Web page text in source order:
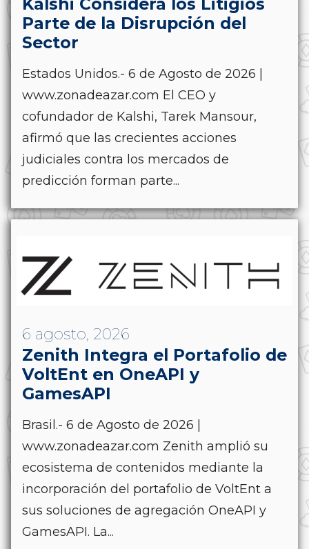
Parte de la Disrupción del
Sector
Estados Unidos.- 6 de Agosto de 2026 |
www.zonadeazar.com El CEO y
cofundador de Kalshi, Tarek Mansour,
afirmó que las crecientes acciones
judiciales contra los mercados de
predicción forman parte...
6 agosto, 2026
Zenith Integra el Portafolio de
VoltEnt en OneAPI y
GamesAPI
Brasil.- 6 de Agosto de 2026 |
www.zonadeazar.com Zenith amplió su
ecosistema de contenidos mediante la
incorporación del portafolio de VoltEnt a
sus soluciones de agregación OneAPI y
GamesAPI. La...